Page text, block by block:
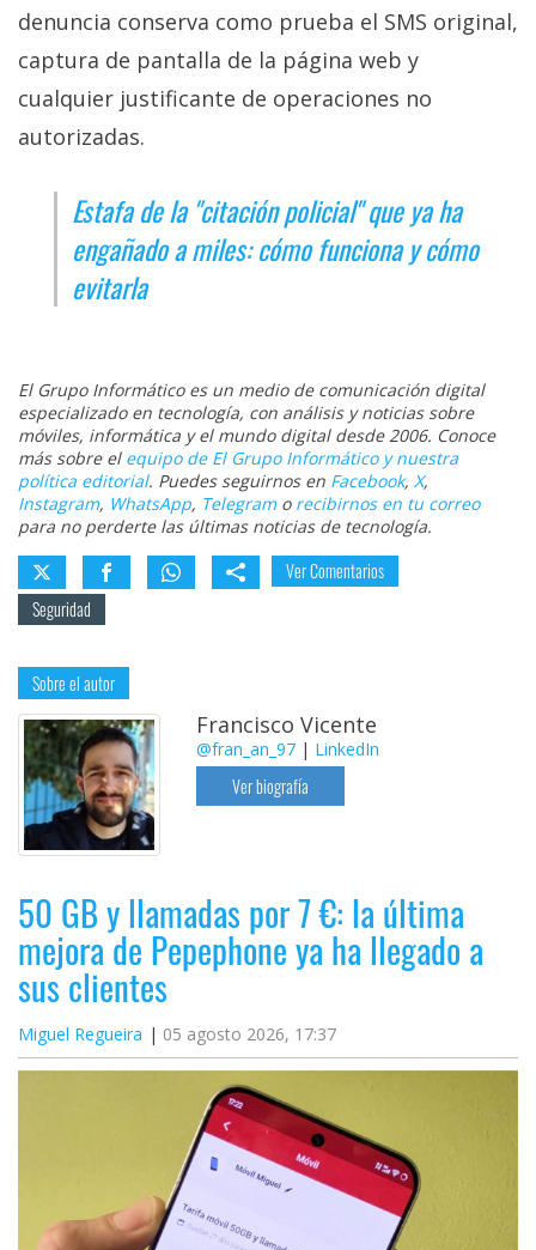
denuncia conserva como prueba el SMS original,
captura de pantalla de la página web y
cualquier justificante de operaciones no
autorizadas.
Estafa de la "citación policial" que ya ha
engañado a miles: cómo funciona y cómo
evitarla
El Grupo Informático es un medio de comunicación digital
especializado en tecnología, con análisis y noticias sobre
móviles, informática y el mundo digital desde 2006. Conoce
más sobre el equipo de El Grupo Informático y nuestra
política editorial. Puedes seguirnos en Facebook, X,
Instagram, WhatsApp, Telegramo recibirnos en tu correo
para no perderte las últimas noticias de tecnología.
Ver Comentarios
Seguridad
Sobre el autor
Francisco Vicente
@fran_an_97 | LinkedIn
Ver biografía
50 GB y llamadas por 7 €: la última
mejora de Pepephone ya ha llegado a
sus clientes
Miguel Regueira 05 agosto 2026, 17:37